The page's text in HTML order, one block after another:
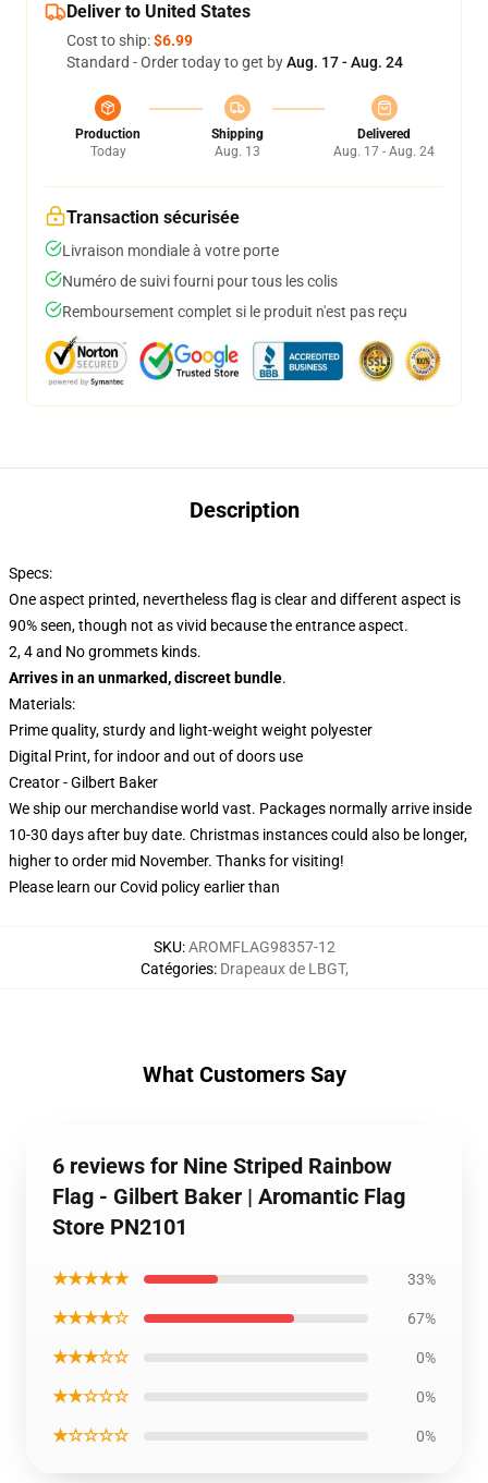
Deliver to United States
Cost to ship:$6.99
Standard - Order today to get byAug. 17 - Aug. 24
Production
Today
Shipping
Aug. 13
Delivered
Aug. 17 - Aug. 24
Transaction sécurisée
Livraison mondiale à votre porte
Numéro de suivi fourni pour tous les colis
Remboursement complet si le produit n'est pas reçu
Description
Specs:
One aspect printed, nevertheless flag is clear and different aspect is
90% seen, though not as vivid because the entrance aspect.
2, 4 and No grommets kinds.
Arrives in an unmarked, discreet bundle.
Materials:
Prime quality, sturdy and light-weight weight polyester
Digital Print, for indoor and out of doors use
Creator - Gilbert Baker
We ship our merchandise world vast. Packages normally arrive inside
10-30 days after buy date. Christmas instances could also be longer,
higher to order mid November. Thanks for visiting!
Please learn our Covid policyearlier than
SKU:AROMFLAG98357-12
Catégories: Drapeaux de LBGT,
What Customers Say
6 reviews for Nine Striped Rainbow
Flag - Gilbert Baker | Aromantic Flag
Store PN2101
★★★★★ 33%
★★★★☆ 67%
★★★☆☆ 0%
★★☆☆☆ 0%
★☆☆☆☆ 0%